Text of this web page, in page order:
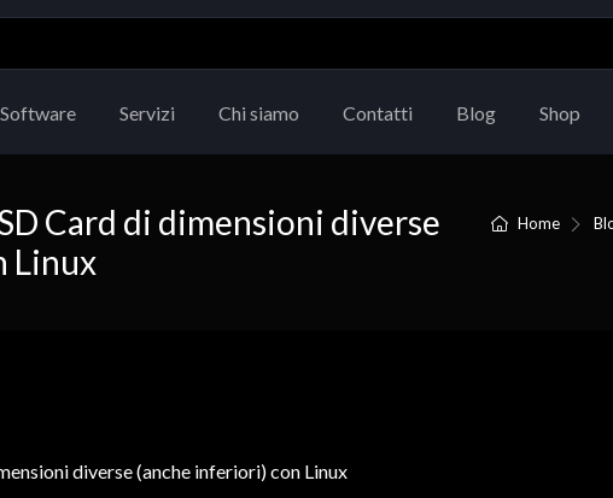
Software Servizi Chi siamo Contatti Blog Shop
Home
Card di dimensioni diverse
Linux